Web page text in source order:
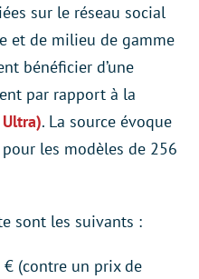
sur le réseau social
et de milieu de gamme
bénéficier d’une
par rapport à la
. La source évoque
les modèles de 256
sont les suivants :
€ (contre un prix de